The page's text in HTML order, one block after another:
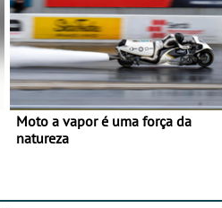
Moto a vapor é uma força da
natureza